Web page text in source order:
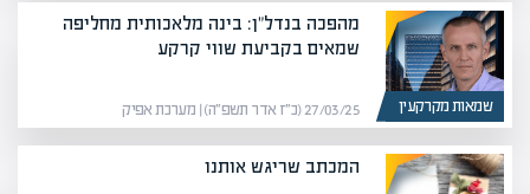
שמאות מקרקעין
מהפכה בנדל"ן: בינה מלאכותית מחליפה
שמאים בקביעת שווי קרקע
27/03/25 (כ״ז אדר תשפ״ה) | מערכת אפיק
המכתב שריגש אותנו